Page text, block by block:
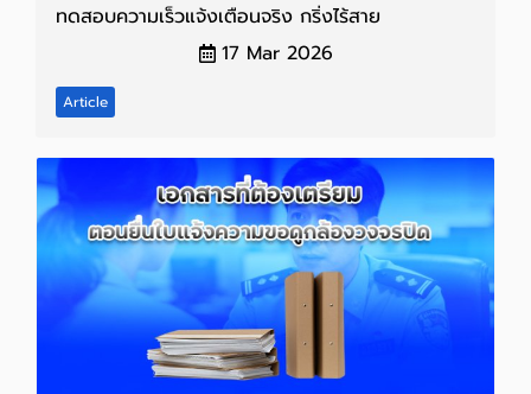
ทดสอบความเร็วแจ้งเตือนจริง กริ่งไร้สาย
17 Mar 2026
Article